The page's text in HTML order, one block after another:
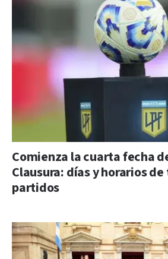
Comienza la cuarta fecha
Clausura: días y horarios
partidos